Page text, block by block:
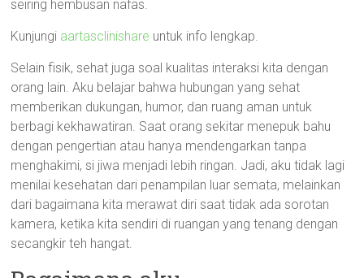
seiring hembusan nafas.
Kunjungi aartasclinishare untuk info lengkap.
Selain fisik, sehat juga soal kualitas interaksi kita dengan
orang lain. Aku belajar bahwa hubungan yang sehat
memberikan dukungan, humor, dan ruang aman untuk
berbagi kekhawatiran. Saat orang sekitar menepuk bahu
dengan pengertian atau hanya mendengarkan tanpa
menghakimi, si jiwa menjadi lebih ringan. Jadi, aku tidak lagi
menilai kesehatan dari penampilan luar semata, melainkan
dari bagaimana kita merawat diri saat tidak ada sorotan
kamera, ketika kita sendiri di ruangan yang tenang dengan
secangkir teh hangat.